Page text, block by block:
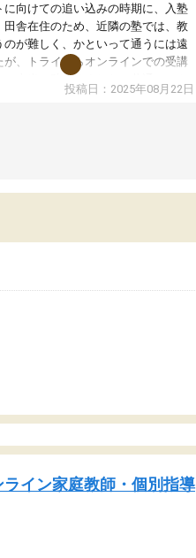
に向けての追い込みの時期に、入塾
田舎在住のため、近隣の塾では、教
のが難しく、かといって通うには遠
が、トライならオンラインでの受講
で本当に助かりました。共通テスト
でしたが、娘がわからないところを
投稿日：2025年08月22日
イン家庭教師・個別指導